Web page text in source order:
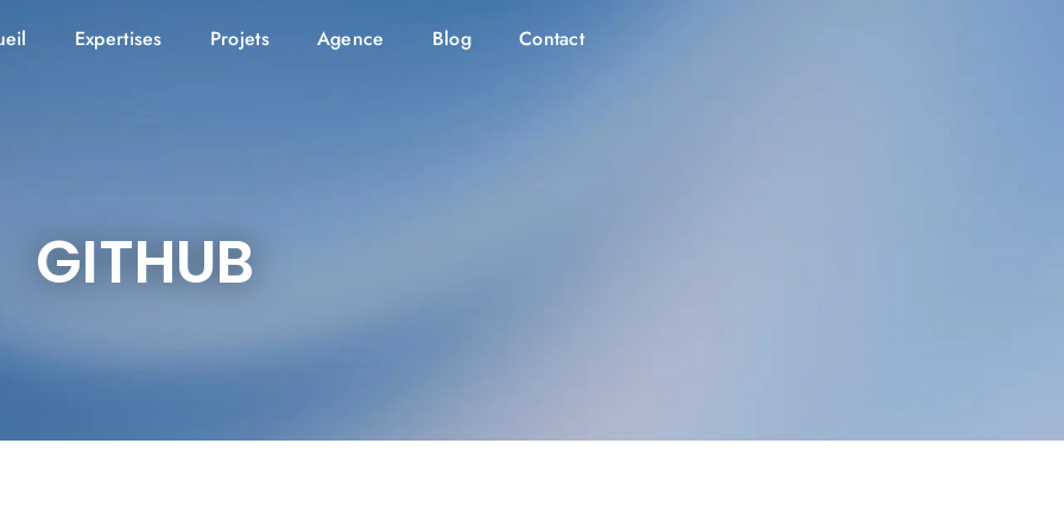
Expertises Projets Agence Blog Contact
GITHUB